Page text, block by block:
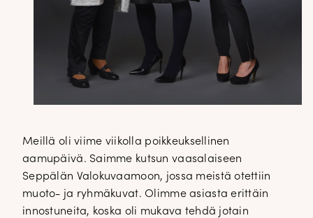
Meillä oli viime viikolla poikkeuksellinen
aamupäivä. Saimme kutsun vaasalaiseen
Seppälän Valokuvaamoon, jossa meistä otettiin
muoto- ja ryhmäkuvat. Olimme asiasta erittäin
innostuneita, koska oli mukava tehdä jotain